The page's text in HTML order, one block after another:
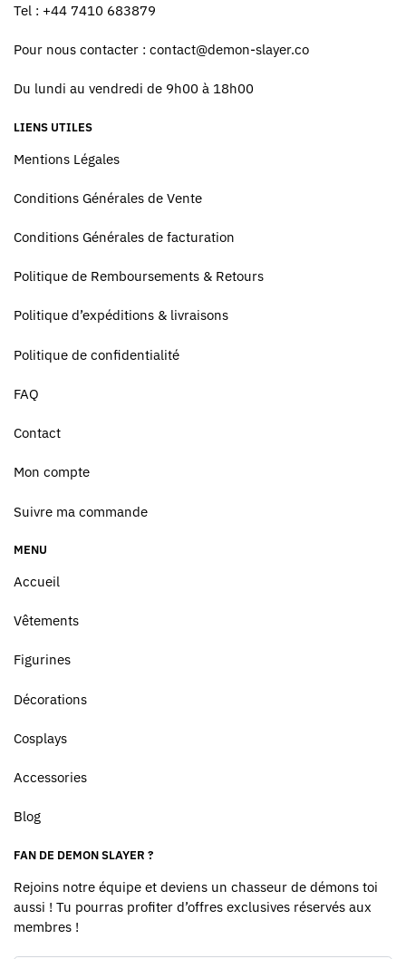
Tel : +44 7410 683879
Pour nous contacter : contact@demon-slayer.co
Du lundi au vendredi de 9h00 à 18h00
LIENS UTILES
Mentions Légales
Conditions Générales de Vente
Conditions Générales de facturation
Politique de Remboursements & Retours
Politique d’expéditions & livraisons
Politique de confidentialité
FAQ
Contact
Mon compte
Suivre ma commande
MENU
Accueil
Vêtements
Figurines
Décorations
Cosplays
Accessories
Blog
FAN DE DEMON SLAYER ?
Rejoins notre équipe et deviens un chasseur de démons toi
aussi ! Tu pourras profiter d’offres exclusives réservés aux
membres !